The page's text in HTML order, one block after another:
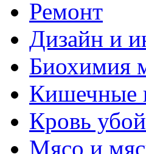
Ремонт
Дизайн и
Биохимия
Кишечные
Кровь
Мясо и